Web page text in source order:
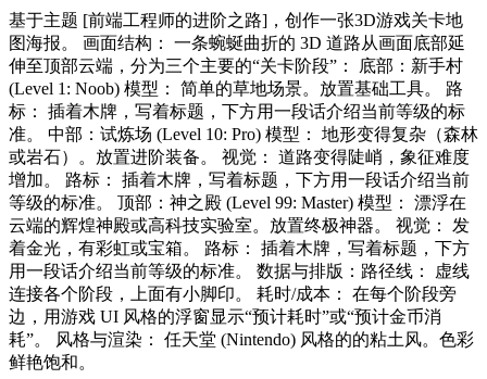
基于主题 [前端工程师的进阶之路]，创作一张3D游戏关卡地
图海报。 画面结构： 一条蜿蜒曲折的 3D 道路从画面底部延
伸至顶部云端，分为三个主要的“关卡阶段”： 底部：新手村
(Level 1: Noob) 模型： 简单的草地场景。放置基础工具。 路
标： 插着木牌，写着标题，下方用一段话介绍当前等级的标
准。 中部：试炼场 (Level 10: Pro) 模型： 地形变得复杂（森林
或岩石）。放置进阶装备。 视觉： 道路变得陡峭，象征难度
增加。 路标： 插着木牌，写着标题，下方用一段话介绍当前
等级的标准。 顶部：神之殿 (Level 99: Master) 模型： 漂浮在
云端的辉煌神殿或高科技实验室。放置终极神器。 视觉： 发
着金光，有彩虹或宝箱。 路标： 插着木牌，写着标题，下方
用一段话介绍当前等级的标准。 数据与排版：路径线： 虚线
连接各个阶段，上面有小脚印。 耗时/成本： 在每个阶段旁
边，用游戏 UI 风格的浮窗显示“预计耗时”或“预计金币消
耗”。 风格与渲染： 任天堂 (Nintendo) 风格的的粘土风。色彩
鲜艳饱和。